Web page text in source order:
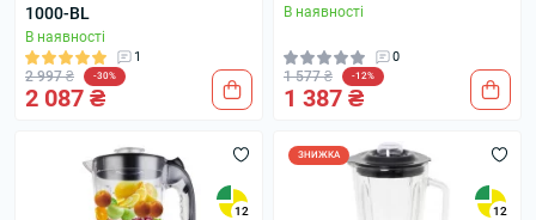
1000-BL
В наявності
1
2 997 ₴ -30%
2 087 ₴
В наявності
0
1 577 ₴ -12%
1 387 ₴
12
ЗНИЖКА
12